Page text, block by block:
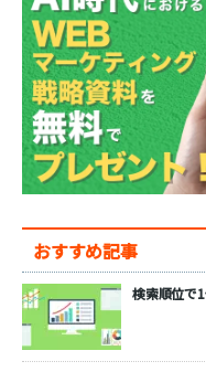
おすすめ記事
検索順位で